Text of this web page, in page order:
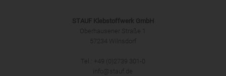
STAUF Klebstoffwerk GmbH
Oberhausener Straße 1
57234 Wilnsdorf
Tel.: +49 (0)2739 301-0
info@stauf.de